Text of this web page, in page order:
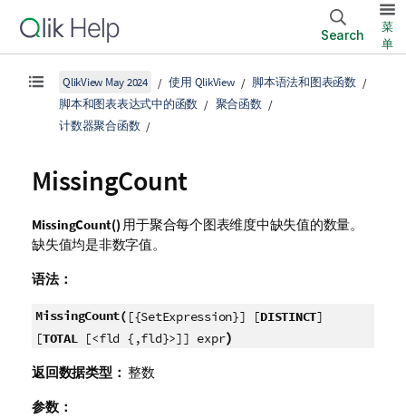
Search
菜
单
QlikView May 2024 使用 QlikView
脚本语法和图表函数
脚本和图表表达式中的函数
聚合函数
计数器聚合函数
MissingCount
MissingCount() 用于聚合每个图表维度中缺失值的数量。
缺失值均是非数字值。
语法：
MissingCount( [{SetExpression}] [DISTINCT]
[TOTAL[<fld {,fld}>]] expr)
返回数据类型： 整数
参数：